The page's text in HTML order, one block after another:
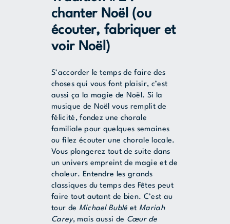
chanter Noël (ou
écouter, fabriquer et
voir Noël)
S’accorder le temps de faire des
choses qui vous font plaisir, c’est
aussi ça la magie de Noël. Si la
musique de Noël vous remplit de
félicité, fondez une chorale
familiale pour quelques semaines
ou filez écouter une chorale locale.
Vous plongerez tout de suite dans
un univers empreint de magie et de
chaleur. Entendre les grands
classiques du temps des Fêtes peut
faire tout autant de bien. C’est au
tour de Michael Bublé et Mariah
Carey, mais aussi de Cœur de